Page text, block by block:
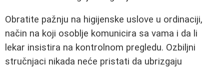
Obratite pažnju na higijenske uslove u ordinaciji,
način na koji osoblje komunicira sa vama i da li
lekar insistira na kontrolnom pregledu. Ozbiljni
stručnjaci nikada neće pristati da ubrizgaju